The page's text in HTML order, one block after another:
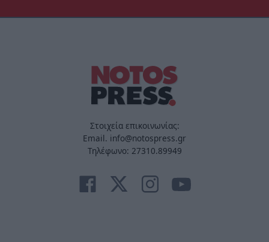
Στοιχεία επικοινωνίας:
Email. info@notospress.gr
Τηλέφωνο: 27310.89949